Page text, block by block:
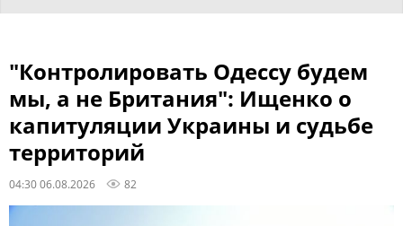
"Контролировать Одессу будем
мы, а не Британия": Ищенко о
капитуляции Украины и судьбе
территорий
04:30 06.08.2026 82